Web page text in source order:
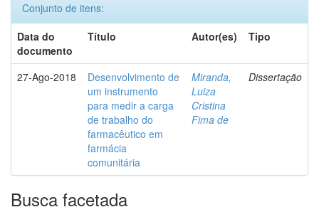
Conjunto de itens:
Data do
documento
Título Autor(es) Tipo
27-Ago-2018
Desenvolvimento de
um instrumento
para medir a carga
de trabalho do
farmacêutico em
farmácia
comunitária
Miranda,
Luiza
Cristina
Fima de
Dissertação
Busca facetada